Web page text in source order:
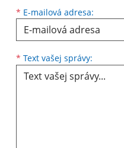
* E-mailová adresa:
* Text vašej správy: